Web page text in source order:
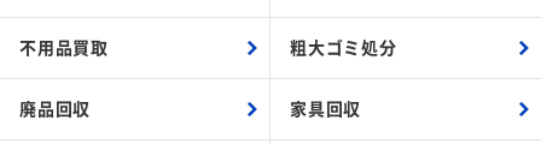
不用品買取 粗大ゴミ処分
廃品回収 家具回収